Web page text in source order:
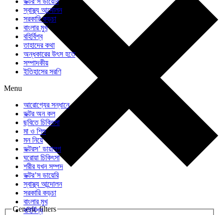
Generic filters
স্বাস্থ্য আন্দোলন
সরকারি কড়চা
বাংলার মুখ
বহির্বিশ্ব
তাহাদের কথা
অন্ধকারের উৎস হতে
সম্পাদকীয়
ইতিহাসের সরণি
Menu
আরোগ্যের সন্ধানে
ডক্টর অন কল
ছবিতে চিকিৎসা
মা ও শিশু
মন নিয়ে
ডক্টরস’ ডায়ালগ
ঘরোয়া চিকিৎসা
শরীর যখন সম্পদ
ডক্টর’স ডায়েরি
স্বাস্থ্য আন্দোলন
সরকারি কড়চা
বাংলার মুখ
বহির্বিশ্ব